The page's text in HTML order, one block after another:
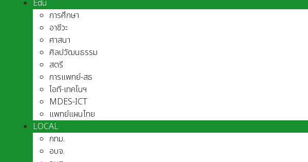
Edu
การศึกษา
อาชีวะ
ศาสนา
ศิลปวัฒนธรรม
สตรี
การแพทย์-สธ
ไอที-เทคโนฯ
MDES-ICT
แพทย์แผนไทย
LOCAL
กทม.
อบจ.